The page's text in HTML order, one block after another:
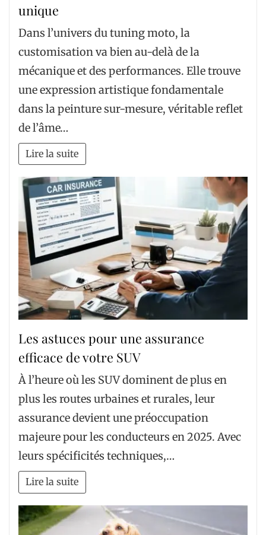
unique
Dans l’univers du tuning moto, la
customisation va bien au-delà de la
mécanique et des performances. Elle trouve
une expression artistique fondamentale
dans la peinture sur-mesure, véritable reflet
de l’âme…
Lire la suite
Les astuces pour une assurance
efficace de votre SUV
À l’heure où les SUV dominent de plus en
plus les routes urbaines et rurales, leur
assurance devient une préoccupation
majeure pour les conducteurs en 2025. Avec
leurs spécificités techniques,…
Lire la suite